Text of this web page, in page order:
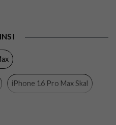
(PC), Mjukplast (TPU)
I
iPhone 16 Pro Max Skal